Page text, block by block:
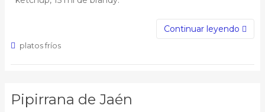
Continuar leyendo
platos fríos
Pipirrana de Jaén